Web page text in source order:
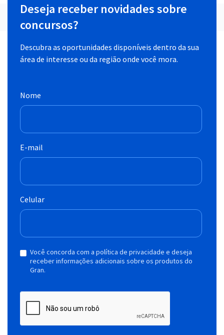
Deseja receber novidades sobre
concursos?
Descubra as oportunidades disponíveis dentro da sua
área de interesse ou da região onde você mora.
Nome
E-mail
Celular
Você concorda com a política de privacidade e deseja
receber informações adicionais sobre os produtos do
Gran.